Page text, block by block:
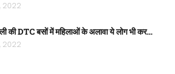
2022
की DTC बसों में महिलाओं के अलावा ये लोग भी कर…
2022